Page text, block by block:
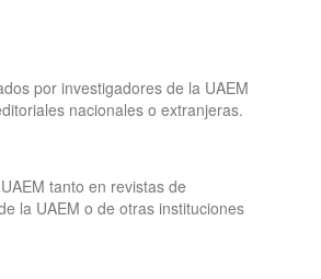
por investigadores de la UAEM
nacionales o extranjeras.
tanto en revistas de
la UAEM o de otras instituciones